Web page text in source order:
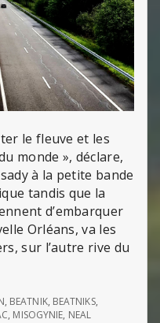
le fleuve et les
monde », déclare,
à la petite bande
tandis que la
d’embarquer
Orléans, va les
sur l’autre rive du
, BEATNIK, BEATNIKS,
, MISOGYNIE, NEAL